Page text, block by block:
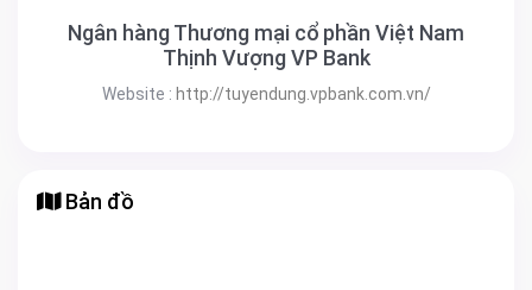
Ngân hàng Thương mại cổ phần Việt Nam
Thịnh Vượng VP Bank
Website : http://tuyendung.vpbank.com.vn/
Bản đồ